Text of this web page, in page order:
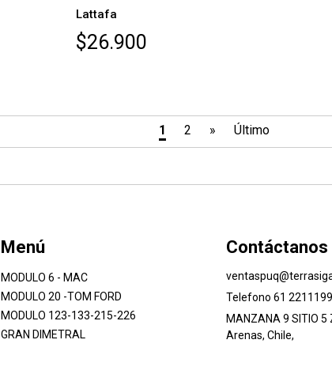
Lattafa
$26.900
1 2 » Último
Menú
MODULO 6 - MAC
MODULO 20 -TOM FORD
MODULO 123-133-215-226
GRAN DIMETRAL
Contáctanos
Telefono 61 2211199
MANZANA 9 SITIO
Arenas, Chile,